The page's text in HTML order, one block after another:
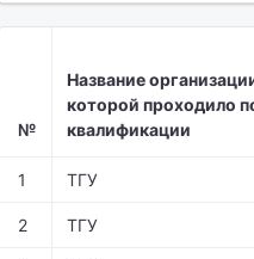
№
Название
которой проходило
квалификации
1 ТГУ
2 ТГУ